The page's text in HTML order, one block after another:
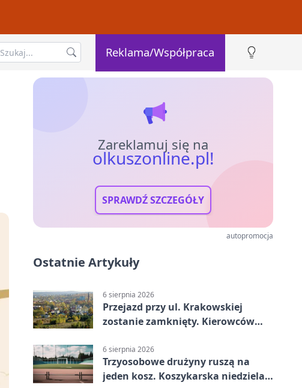
Reklama/Współpraca
Zareklamuj się na
olkuszonline.pl!
SPRAWDŹ SZCZEGÓŁY
autopromocja
Ostatnie Artykuły
6 sierpnia 2026
Przejazd przy ul. Krakowskiej
zostanie zamknięty. Kierowców
6 sierpnia 2026
Trzyosobowe drużyny ruszą na
jeden kosz. Koszykarska niedziela